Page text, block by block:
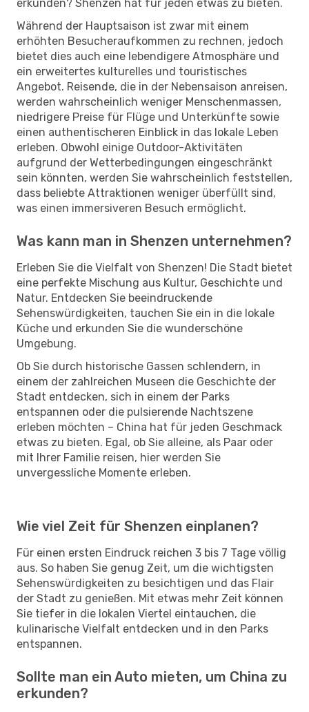
erkunden? Shenzen hat für jeden etwas zu bieten.
Während der Hauptsaison ist zwar mit einem
erhöhten Besucheraufkommen zu rechnen, jedoch
bietet dies auch eine lebendigere Atmosphäre und
ein erweitertes kulturelles und touristisches
Angebot. Reisende, die in der Nebensaison anreisen,
werden wahrscheinlich weniger Menschenmassen,
niedrigere Preise für Flüge und Unterkünfte sowie
einen authentischeren Einblick in das lokale Leben
erleben. Obwohl einige Outdoor-Aktivitäten
aufgrund der Wetterbedingungen eingeschränkt
sein könnten, werden Sie wahrscheinlich feststellen,
dass beliebte Attraktionen weniger überfüllt sind,
was einen immersiveren Besuch ermöglicht.
Was kann man in Shenzen unternehmen?
Erleben Sie die Vielfalt von Shenzen! Die Stadt bietet
eine perfekte Mischung aus Kultur, Geschichte und
Natur. Entdecken Sie beeindruckende
Sehenswürdigkeiten, tauchen Sie ein in die lokale
Küche und erkunden Sie die wunderschöne
Umgebung.
Ob Sie durch historische Gassen schlendern, in
einem der zahlreichen Museen die Geschichte der
Stadt entdecken, sich in einem der Parks
entspannen oder die pulsierende Nachtszene
erleben möchten – China hat für jeden Geschmack
etwas zu bieten. Egal, ob Sie alleine, als Paar oder
mit Ihrer Familie reisen, hier werden Sie
unvergessliche Momente erleben.
Wie viel Zeit für Shenzen einplanen?
Für einen ersten Eindruck reichen 3 bis 7 Tage völlig
aus. So haben Sie genug Zeit, um die wichtigsten
Sehenswürdigkeiten zu besichtigen und das Flair
der Stadt zu genießen. Mit etwas mehr Zeit können
Sie tiefer in die lokalen Viertel eintauchen, die
kulinarische Vielfalt entdecken und in den Parks
entspannen.
Sollte man ein Auto mieten, um China zu
erkunden?